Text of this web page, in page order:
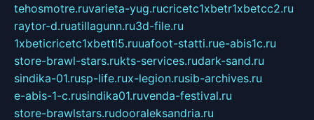
tehosmotre.ruvarieta-yug.rucricetc1xbetr1xbetcc2.ru
raytor-d.ruatillagunn.ru3d-file.ru
1xbeticricetc1xbetti5.ruuafoot-statti.rue-abis1c.ru
store-brawl-stars.rukts-services.rudark-sand.ru
sindika-01.rusp-life.rux-legion.rusib-archives.ru
e-abis-1-c.rusindika01.ruvenda-festival.ru
store-brawlstars.rudooraleksandria.ru